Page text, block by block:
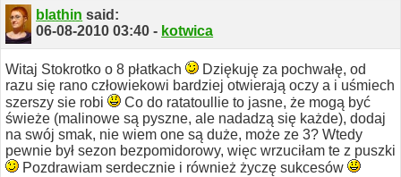
blathin said:
06-08-201003:40 - kotwica
Witaj Stokrotko o 8 płatkach
Dziękuję za pochwałę, od
razu się rano człowiekowi bardziej otwierają oczy a i uśmiech
szerszy sie robi
Co do ratatoullie to jasne, że mogą być
świeże (malinowe są pyszne, ale nadadzą się każde), dodaj
na swój smak, nie wiem one są duże, może ze 3? Wtedy
pewnie był sezon bezpomidorowy, więc wrzuciłam te z puszki
Pozdrawiam serdecznie i również życzę sukcesów